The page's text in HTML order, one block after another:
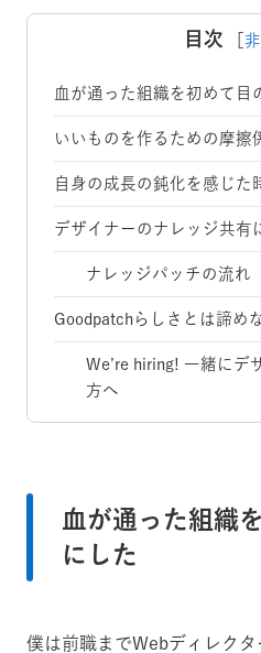
目次
血が通った組織を初めて目
いいものを作るための摩擦
自身の成長の鈍化を感じた
デザイナーのナレッジ共有
ナレッジパッチの流れ
Goodpatchらしさとは諦め
We’re hiring! 一緒にデ
方へ
血が通った組織
にした
僕は前職までWebディレクタ